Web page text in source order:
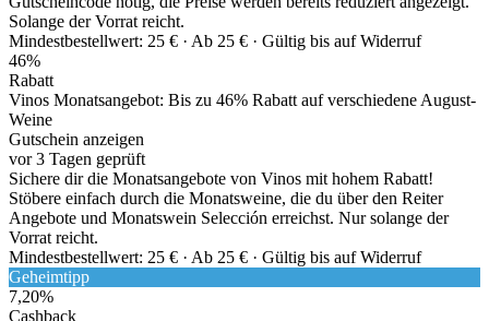
Solange der Vorrat reicht.
Mindestbestellwert: 25 € · Ab 25 € · Gültig bis auf Widerruf
46%
Rabatt
Vinos Monatsangebot: Bis zu 46% Rabatt auf verschiedene August-
Weine
Gutschein anzeigen
vor 3 Tagen geprüft
Sichere dir die Monatsangebote von Vinos mit hohem Rabatt!
Stöbere einfach durch die Monatsweine, die du über den Reiter
Angebote und Monatswein Selección erreichst. Nur solange der
Vorrat reicht.
Mindestbestellwert: 25 € · Ab 25 € · Gültig bis auf Widerruf
Geheimtipp
7,20%
Cashback